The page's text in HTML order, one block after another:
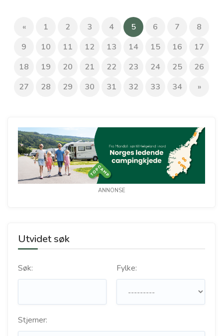
« 1 2 3 4 5(current)
6 7
8
9
10 11 12 13 14 15 16
17
18
19 20 21 22 23 24 25
26
27
28 29 30 31 32 33 34 »
ANNONSE
Utvidet søk
Søk: Fylke:
Stjerner: